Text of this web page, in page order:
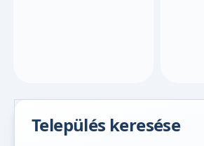
Település keresése